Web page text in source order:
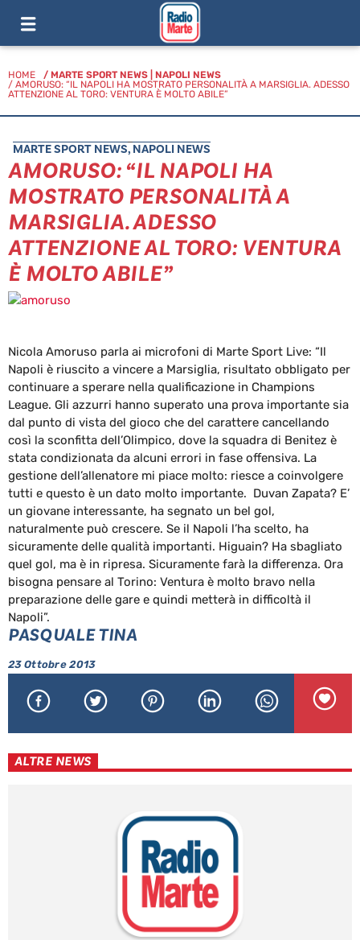
HOME / MARTE SPORT NEWS
NAPOLI NEWS
/ AMORUSO: “IL NAPOLI HA MOSTRATO PERSONALITÀ A MARSIGLIA. ADESSO
ATTENZIONE AL TORO: VENTURA È MOLTO ABILE”
MARTE SPORT NEWS, NAPOLI NEWS
AMORUSO: “IL NAPOLI HA
MOSTRATO PERSONALITÀ A
MARSIGLIA. ADESSO
ATTENZIONE AL TORO: VENTURA
È MOLTO ABILE”
Nicola Amoruso parla ai microfoni di Marte Sport Live: “Il
Napoli è riuscito a vincere a Marsiglia, risultato obbligato per
continuare a sperare nella qualificazione in Champions
League. Gli azzurri hanno superato una prova importante sia
dal punto di vista del gioco che del carattere cancellando
così la sconfitta dell’Olimpico, dove la squadra di Benitez è
stata condizionata da alcuni errori in fase offensiva. La
gestione dell’allenatore mi piace molto: riesce a coinvolgere
tutti e questo è un dato molto importante. Duvan Zapata? E’
un giovane interessante, ha segnato un bel gol,
naturalmente può crescere. Se il Napoli l’ha scelto, ha
sicuramente delle qualità importanti. Higuain? Ha sbagliato
quel gol, ma è in ripresa. Sicuramente farà la differenza. Ora
bisogna pensare al Torino: Ventura è molto bravo nella
preparazione delle gare e quindi metterà in difficoltà il
Napoli”.
PASQUALE TINA
23 Ottobre 2013
ALTRE NEWS